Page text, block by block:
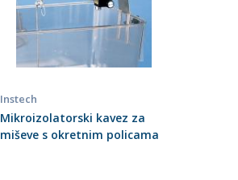
Instech
Mikroizolatorski kavez za
miševe s okretnim policama